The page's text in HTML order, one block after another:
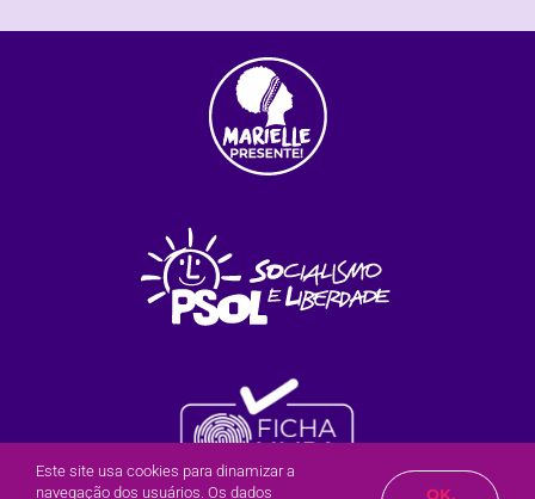
Este site usa cookies para dinamizar a
navegação dos usuários. Os dados
OK,